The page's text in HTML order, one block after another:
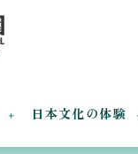
日本文化の体験